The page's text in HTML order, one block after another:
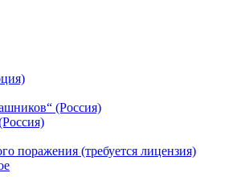
(Россия)
поражения (требуется лицензия)